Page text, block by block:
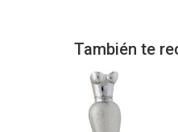
También te